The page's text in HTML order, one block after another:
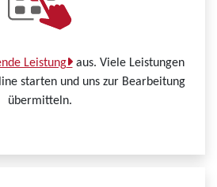
Leistung aus. Viele Leistungen
starten und uns zur Bearbeitung
übermitteln.